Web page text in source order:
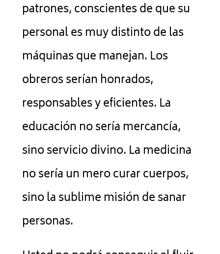
patrones, conscientes de que su
personal es muy distinto de las
máquinas que manejan. Los
obreros serían honrados,
responsables y eficientes. La
educación no sería mercancía,
sino servicio divino. La medicina
no sería un mero curar cuerpos,
sino la sublime misión de sanar
personas.